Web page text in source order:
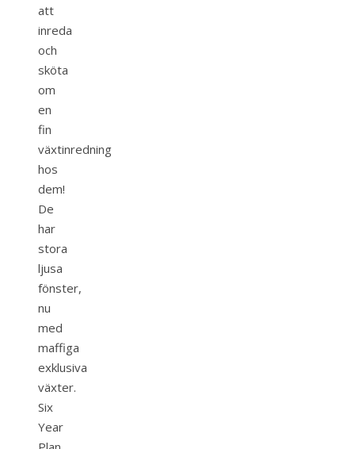
att
inreda
och
sköta
om
en
fin
växtinredning
hos
dem!
De
har
stora
ljusa
fönster,
nu
med
maffiga
exklusiva
växter.
Six
Year